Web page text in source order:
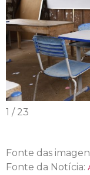
1 / 23
Fonte das
Fonte da Notícia: